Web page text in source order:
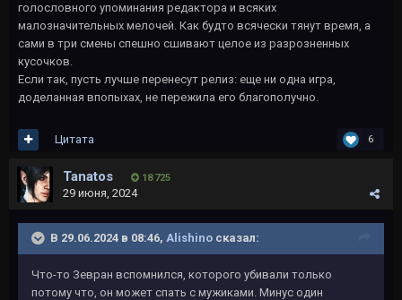
голословного упоминания редактора и всяких
малозначительных мелочей. Как будто всячески тянут время, а
сами в три смены спешно сшивают целое из разрозненных
кусочков.
Если так, пусть лучше перенесут релиз: еще ни одна игра,
доделанная впопыхах, не пережила его благополучно.
6
Цитата
Tanatos 18 725
29 июня, 2024
В 29.06.2024 в 08:46, Alishino сказал:
Что-то Зевран вспомнился, которого убивали только
потому что, он может спать с мужиками. Минус один